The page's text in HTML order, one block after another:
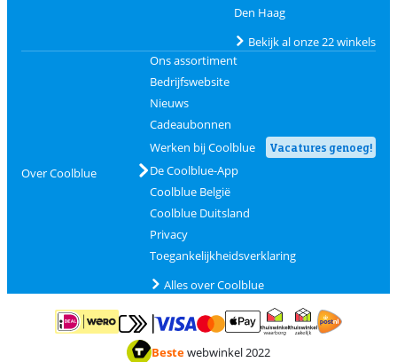
Den Haag
Bekijk al onze 22 winkels
Over Coolblue
Ons assortiment
Bedrijfswebsite
Nieuws
Cadeaubonnen
Werken bij Coolblue
Vacatures genoeg!
De Coolblue-App
Coolblue België
Coolblue Duitsland
Privacy
Toegankelijkheidsverklaring
Alles over Coolblue
Betalen met iDEAL | WeroBetalen met MasterCard en Visa via ClickToPay
Betalen met ApplePay
Thuiswinkel waarborg
Bestewebwinkel 2022